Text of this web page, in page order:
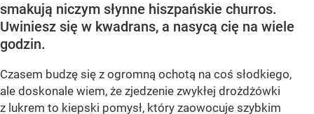
smakują niczym słynne hiszpańskie churros.
Uwiniesz się w kwadrans, a nasycą cię na wiele
godzin.
Czasem budzę się z ogromną ochotą na coś słodkiego,
ale doskonale wiem, że zjedzenie zwykłej drożdżówki
z lukrem to kiepski pomysł, który zaowocuje szybkim